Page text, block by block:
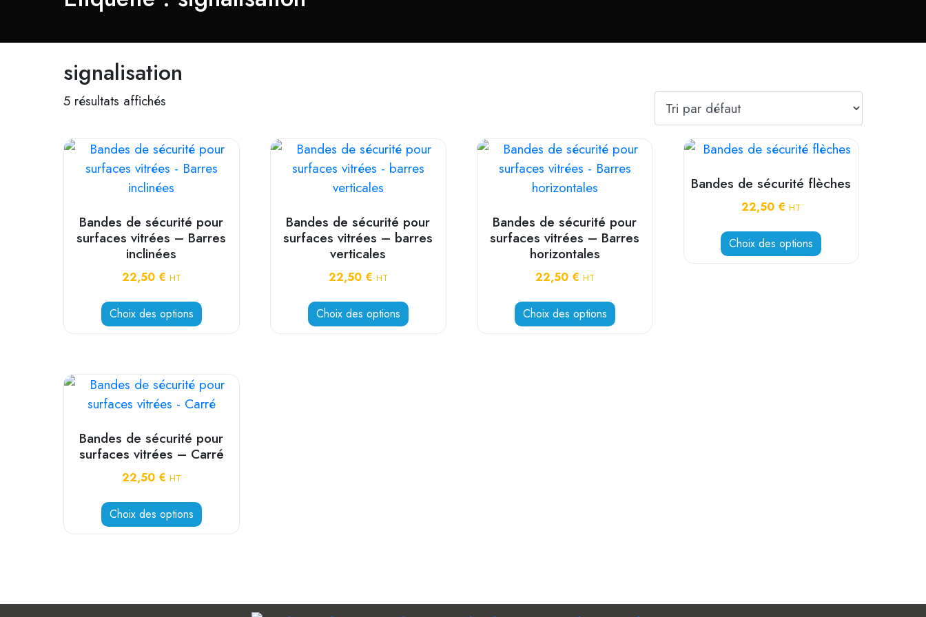
signalisation
5 résultats affichés
Bandes de sécurité pour
surfaces vitrées – Barres
inclinées
22,50 € HT
Choix des options
Bandes de sécurité pour
surfaces vitrées – barres
verticales
22,50 € HT
Choix des options
Bandes de sécurité pour
surfaces vitrées – Barres
horizontales
22,50 € HT
Choix des options
Bandes de sécurité flèches
22,50 € HT
Choix des options
Bandes de sécurité pour
surfaces vitrées – Carré
22,50 € HT
Choix des options